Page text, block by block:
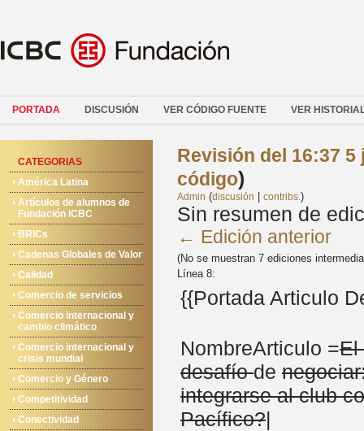
PORTADA DISCUSIÓN VER CÓDIGO FUENTE VER
CATEGORIAS
América Latina
Artículos de alumnos de
Fundación ICBC
BRICs
Cadenas Globales de Valor
Calidad
Comercio de servicios
Comercio internacional y
cambio climático
Comercio internacional y
crisis mundial
Comercio y Género
Competitividad
Conectividad
Revisión del 16:37 5
código)
Admin (discusión contribs.)
Sin resumen de
← Edición anterior
(No se muestran 7 ediciones
Línea 8:
{{Portada Articulo
NombreArticulo =El
desafíode
integrarse al club
Pacífico?|